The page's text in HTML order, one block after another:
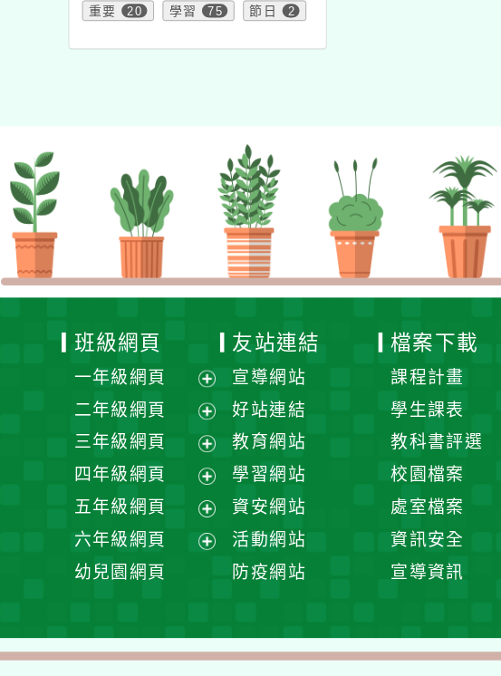
重要 20 學習 75 節日 2
班級網頁
一年級網頁
展
開
選
單
二年級網頁
展
選
單
三年級網頁
展
選
單
四年級網頁
展
選
五年級網頁
展
六年級網頁
單
幼兒園網頁
友站連結
宣導網站
好站連結
教育網站
學習網站
資安網站
活動網站
防疫網站
檔案下載
課程計畫
學生課表
教科書評選
校園檔案
處室檔案
資訊安全
宣導資訊